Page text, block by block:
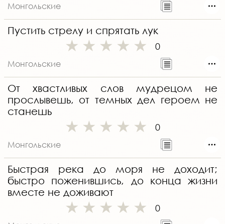
Монгольские
Пустить стрелу и спрятать лук
0
Монгольские
От хвастливых слов мудрецом не
прослывешь, от темных дел героем не
станешь
0
Монгольские
Быстрая река до моря не доходит;
быстро поженившись, до конца жизни
вместе не доживают
0